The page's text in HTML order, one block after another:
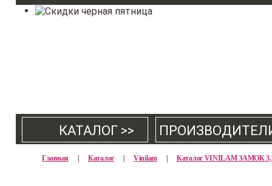
КАТАЛОГ >>
Главная | Каталог | Vinilam | Каталог VINILAM ЗАМОК